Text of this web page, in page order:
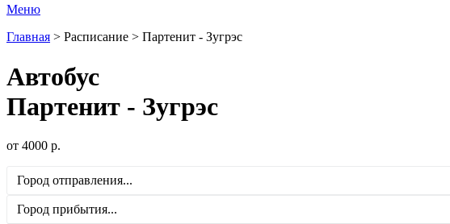
Меню
Главная > Расписание > Партенит - Зугрэс
Автобус
Партенит - Зугрэс
от 4000 р.
Город отправления...
Город прибытия...